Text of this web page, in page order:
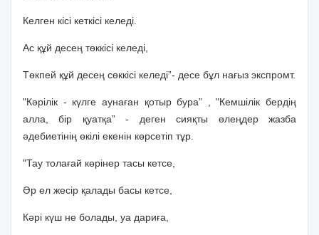
Келген кiсi кеткiсi келедi.
Ас құй десең төккiсi келедi,
Төкпей құй десең сөккiсi келедi”- десе бұл нағыз экспромт.
"Кәрiлiк - күлге аунаған қотыр бура” , "Кемшiлiк бердiң
алла, бiр қуатқа” - деген сияқты өлеңдер жазба
әдебиетiнiң өкiлi екенiн көрсетiп тұр.
"Тау толағай көрiнер тасы кетсе,
Әр ел жесiр қалады басы кетсе,
Кәрi күш не болады, уа дариға,